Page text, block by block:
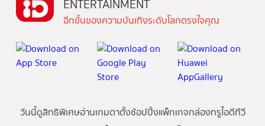
ENTERTAINMENT
อีกขั้นของความบันเทิงระดับโลกตรงใจคุณ
วันนี้ดูสิทธิพิเศษอ่านเกมตาตั้งช้อปปิ้งแพ็กเกจกล่องทรูไอดีทีวี